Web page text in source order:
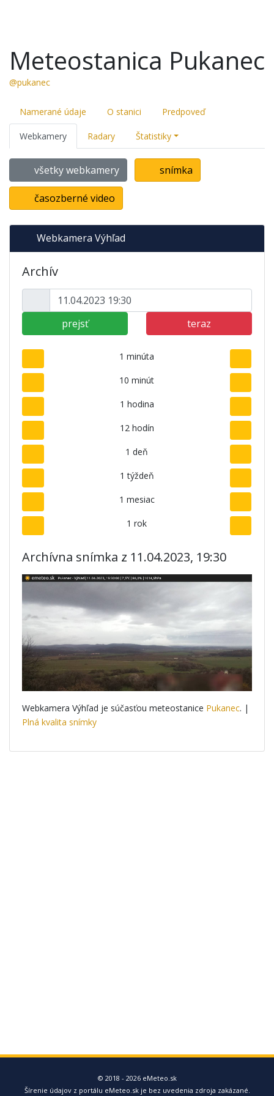
Meteostanica Pukanec
@pukanec
Namerané údaje O stanici Predpoveď
Webkamery Radary Štatistiky
všetky webkamery snímka
časozberné video
Webkamera Výhľad
Archív
prejsť teraz
1 minúta
10 minút
1 hodina
12 hodín
1 deň
1 týždeň
1 mesiac
1 rok
Archívna snímka z 11.04.2023, 19:30
Webkamera Výhľad je súčasťou meteostanice Pukanec. |
Plná kvalita snímky
© 2018 - 2026 eMeteo.sk
Šírenie údajov z portálu eMeteo.sk je bez uvedenia zdroja zakázané.